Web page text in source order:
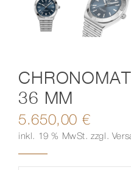
36 MM
5.650,00 €
inkl. 19 % MwSt. zzgl.